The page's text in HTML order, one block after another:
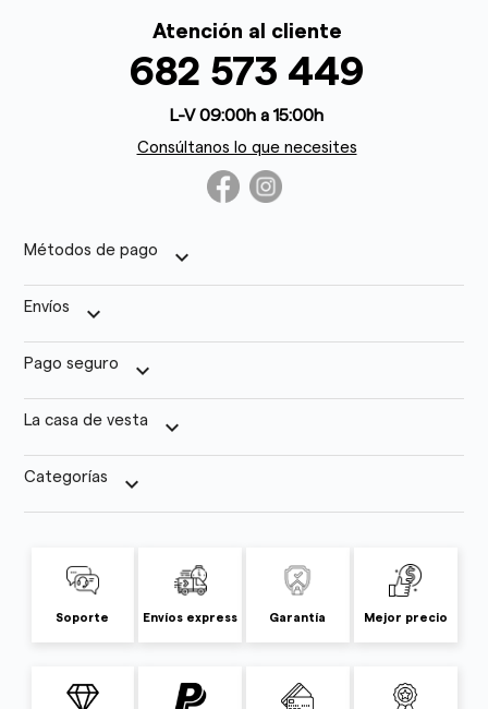
Atención al cliente
682 573 449
L-V 09:00h a 15:00h
Consúltanos lo que necesites
Métodos de pago keyboard_arrow_down
Envíos keyboard_arrow_down
Pago seguro keyboard_arrow_down
La casa de vesta keyboard_arrow_down
Categorías keyboard_arrow_down
Soporte Envíos express Garantía Mejor precio